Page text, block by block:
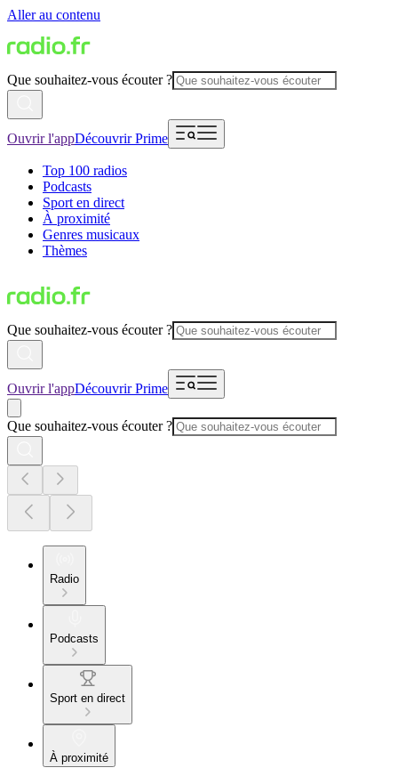
Aller au contenu
Que souhaitez-vous écouter ?
Ouvrir l'appDécouvrir Prime
Top 100 radios
Podcasts
Sport en direct
À proximité
Genres musicaux
Thèmes
Que souhaitez-vous écouter ?
Ouvrir l'appDécouvrir Prime
Que souhaitez-vous écouter ?
Radio
Podcasts
Sport en direct
À proximité